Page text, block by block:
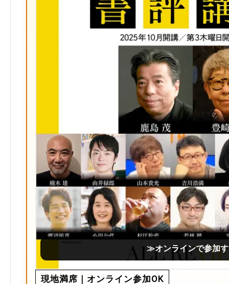
≫オンラインで参加
現地満席｜オンライン参加OK